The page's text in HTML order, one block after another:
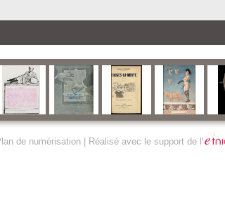
de numérisation| Réalisé avec le support de l'